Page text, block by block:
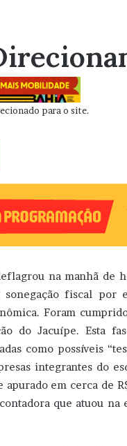
para o site.
na manhã de
fiscal por
Foram
do Jacuípe. Esta
como possíveis
integrantes do
em cerca de
que atuou na